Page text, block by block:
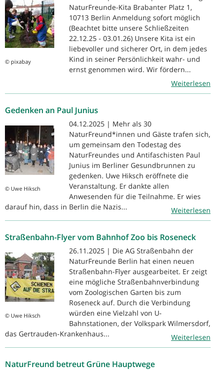
© pixabay
NaturFreunde-Kita Brabanter Platz 1,
10713 Berlin Anmeldung sofort möglich
(Beachtet bitte unsere Schließzeiten
22.12.25 - 03.01.26) Unsere Kita ist ein
liebevoller und sicherer Ort, in dem jedes
Kind in seiner Persönlichkeit wahr- und
ernst genommen wird. Wir fördern...
Weiterlesen
Gedenken an Paul Junius
© Uwe Hiksch
04.12.2025 | Mehr als 30
NaturFreund*innen und Gäste trafen sich,
um gemeinsam den Todestag des
NaturFreundes und Antifaschisten Paul
Junius im Berliner Gesundbrunnen zu
gedenken. Uwe Hiksch eröffnete die
Veranstaltung. Er dankte allen
Anwesenden für die Teilnahme. Er wies
darauf hin, dass in Berlin die Nazis...
Weiterlesen
Straßenbahn-Flyer vom Bahnhof Zoo bis Roseneck
© Uwe Hiksch
26.11.2025 | Die AG Straßenbahn der
NaturFreunde Berlin hat einen neuen
Straßenbahn-Flyer ausgearbeitet. Er zeigt
eine mögliche Straßenbahnverbindung
vom Zoologischen Garten bis zum
Roseneck auf. Durch die Verbindung
würden eine Vielzahl von U-
Bahnstationen, der Volkspark Wilmersdorf,
das Gertrauden-Krankenhaus...
Weiterlesen
NaturFreund betreut Grüne Hauptwege